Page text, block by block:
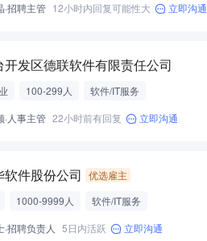
·招聘主管 12小时内回复可能性大 立即沟通
开发区德联软件有限责任公司
100-299人
软件/IT服务
·人事主管 22小时前有回复 立即沟通
软件股份公司 优选雇主
1000-9999人
软件/IT服务
·招聘负责人
5日内活跃 立即沟通